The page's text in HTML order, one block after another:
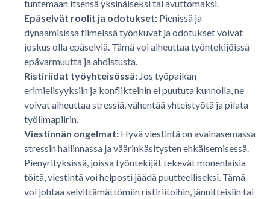
tuntemaan itsensä yksinäiseksi tai avuttomaksi.
Epäselvät roolit ja odotukset: Pienissä ja
dynaamisissa tiimeissä työnkuvat ja odotukset voivat
joskus olla epäselviä. Tämä voi aiheuttaa työntekijöissä
epävarmuutta ja ahdistusta.
Ristiriidat työyhteisössä: Jos työpaikan
erimielisyyksiin ja konflikteihin ei puututa kunnolla, ne
voivat aiheuttaa stressiä, vähentää yhteistyötä ja pilata
työilmapiirin.
Viestinnän ongelmat: Hyvä viestintä on avainasemassa
stressin hallinnassa ja väärinkäsitysten ehkäisemisessä.
Pienyrityksissä, joissa työntekijät tekevät monenlaisia
töitä, viestintä voi helposti jäädä puutteelliseksi. Tämä
voi johtaa selvittämättömiin ristiriitoihin, jännitteisiin tai